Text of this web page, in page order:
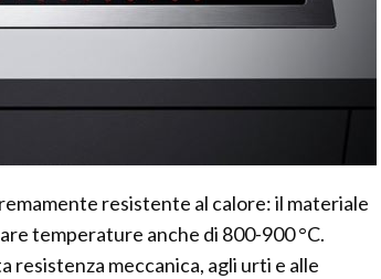
resistente al calore: il materiale
temperature anche di 800-900 °C.
resistenza meccanica, agli urti e alle